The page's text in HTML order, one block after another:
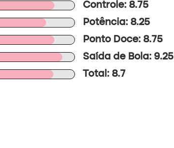
Controle: 8.75
Potência: 8.25
Ponto Doce: 8.75
Saída de Bola: 9.25
Total: 8.7